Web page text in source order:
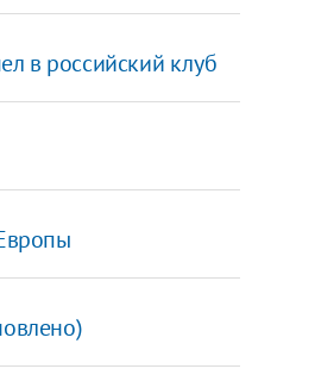
в российский клуб